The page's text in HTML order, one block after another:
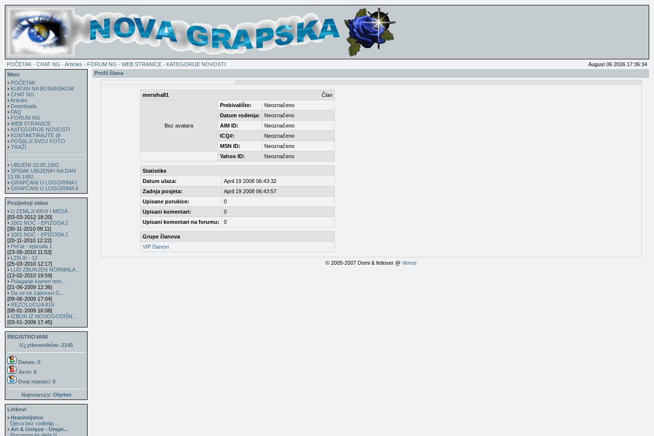
POČETAK · CHAT NG · Articles · FORUM NG · WEB STRANICE · KATEGORIJE NOVOSTI
August 06 2026 17:36:34
Meni
POČETAK
KUR'AN NA BOSANSKOM
CHAT NG
Articles
Downloads
FAQ
FORUM NG
WEB STRANICE
KATEGORIJE NOVOSTI
KONTAKTIRAJTE @
POŠALJI SVOJ FOTO
TRAŽI
UBIJENI 10.05.1992.
SPISAK UBIJENIH NA DAN
13.06.1992.
GRAPĆANI U LOGORIMA I
GRAPĆANI U LOGORIMA II
Posljednji video
U ZEMLJI KRVI I MEDA
[03-03-2012 18:20]
1001 NOĆ - EPIZODA 2
[30-11-2010 09:11]
1001 NOĆ - EPIZODA 1
[20-11-2010 12:22]
Pečat - epizoda 1
[23-05-2010 11:53]
LZN III - 12
[25-03-2010 12:17]
LUD ZBUNJEN NORMALA...
[13-02-2010 19:59]
Polaganje kamen tem...
[21-06-2009 12:36]
Da se ne zaboravi G...
[09-06-2009 17:04]
REZOLUCIJA 819
[08-01-2009 16:08]
IZBOR IZ NOVOGODIŠN...
[03-01-2009 17:45]
REGISTROVANI
U¿ytkowników: 2145
Danas: 0
Juce: 0
Ovaj mjesec: 0
Najnowszy: Olyrien
Linkovi
Hraniteljstvo
Djeca bez roditelja ...
Art & Unique - Umjet...
Profil člana
mersiha81 Član
Bez avatara
Prebivalište:
Neoznačeno
Datum rođenja:
Neoznačeno
AIM ID:
Neoznačeno
ICQ#:
Neoznačeno
MSN ID:
Neoznačeno
Yahoo ID:
Neoznačeno
Statistike
Datum ulaza:
April 19 2008 06:43:32
Zadnja posjeta:
April 19 2008 06:43:57
Upisane porukice:
0
Upisani komentari:
0
Upisani komentari na forumu:
0
Grupe članova
VIP članovi
© 2005-2007 Domi & fetloser @ Venue